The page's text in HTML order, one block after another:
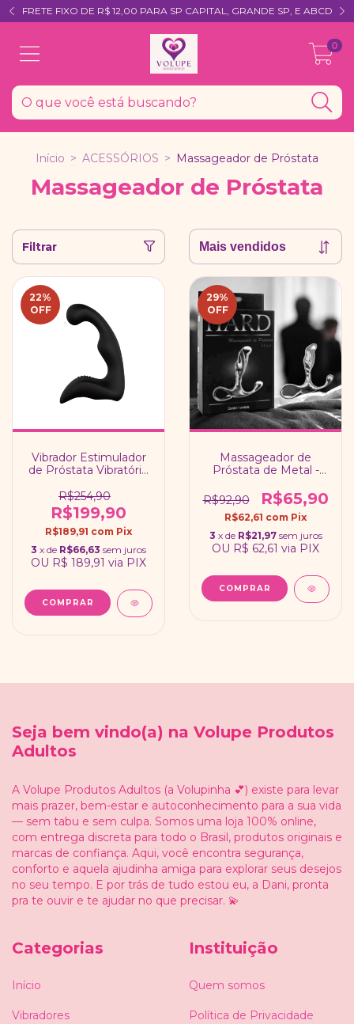
FRETE FIXO DE R$ 12,00 PARA SP CAPITAL, GRANDE SP, E ABCD
0
Início > ACESSÓRIOS > Massageador de Próstata
Massageador de Próstata
Filtrar
22%
OFF
Vibrador Estimulador
de Próstata Vibratório
R$254,90
R$199,90
R$189,91 com Pix
3 x de R$66,63 sem juros
OU R$ 189,91 via PIX
29%
OFF
Massageador de
Próstata de Metal -
R$92,90
R$65,90
R$62,61 com Pix
3 x de R$21,97 sem juros
OU R$ 62,61 via PIX
Seja bem vindo(a) na Volupe Produtos
Adultos
A Volupe Produtos Adultos (a Volupinha 💕) existe para levar
mais prazer, bem-estar e autoconhecimento para a sua vida
— sem tabu e sem culpa. Somos uma loja 100% online,
com entrega discreta para todo o Brasil, produtos originais e
marcas de confiança. Aqui, você encontra segurança,
conforto e aquela ajudinha amiga para explorar seus desejos
no seu tempo. E por trás de tudo estou eu, a Dani, pronta
pra te ouvir e te ajudar no que precisar. 💫
Categorias
Início
Vibradores
Instituição
Quem somos
Política de Privacidade